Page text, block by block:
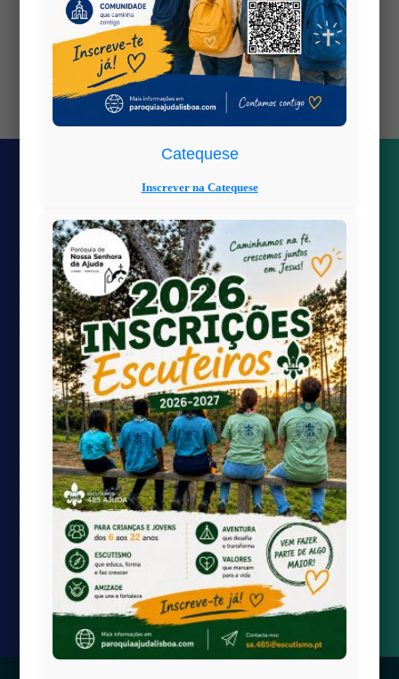
Views: 0
Quick links
Transmissão Online
Calendário Paroquial
Localização
 paroquiaAjudaLisboa@gmail.com
Largo da Boa-Hora à Ajuda
1300-100 Lisboa
Catequese
Inscrever na Catequese